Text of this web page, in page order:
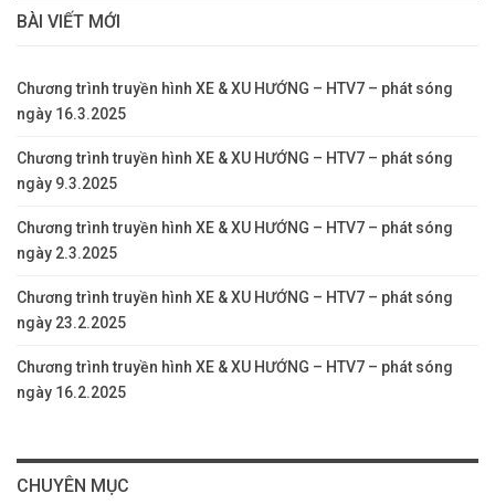
BÀI VIẾT MỚI
Chương trình truyền hình XE & XU HƯỚNG – HTV7 – phát sóng
ngày 16.3.2025
Chương trình truyền hình XE & XU HƯỚNG – HTV7 – phát sóng
ngày 9.3.2025
Chương trình truyền hình XE & XU HƯỚNG – HTV7 – phát sóng
ngày 2.3.2025
Chương trình truyền hình XE & XU HƯỚNG – HTV7 – phát sóng
ngày 23.2.2025
Chương trình truyền hình XE & XU HƯỚNG – HTV7 – phát sóng
ngày 16.2.2025
CHUYÊN MỤC